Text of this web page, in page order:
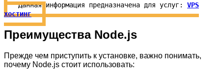
Данная информация предназначена для услуг: VPS
хостинг
Преимущества Node.js
Прежде чем приступить к установке, важно понимать,
почему Node.js стоит использовать: